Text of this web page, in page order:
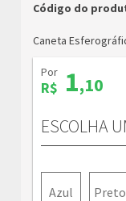
Código do
Caneta
Por
R$ 1,10
ESCOLHA
Azul Preto